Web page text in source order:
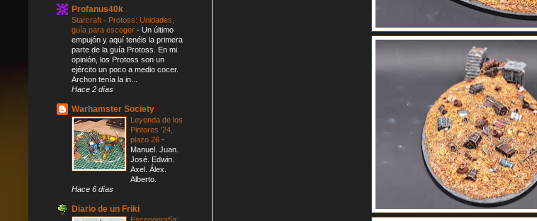
Profanus40k
Starcraft - Protoss: Unidades,
guía para escoger - Un último
empujón y aquí tenéis la primera
parte de la guía Protoss. En mi
opinión, los Protoss son un
ejército un poco a medio cocer.
Archon tenía la in...
Hace 2 días
Warhamster Society
Leyenda de los
Pintores '24,
plazo 26 -
Manuel. Juan.
José. Edwin.
Axel. Álex.
Alberto.
Hace 6 días
Diario de un Friki